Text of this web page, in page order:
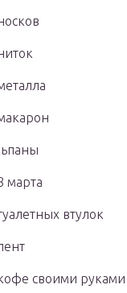
марта
втулок
своими руками